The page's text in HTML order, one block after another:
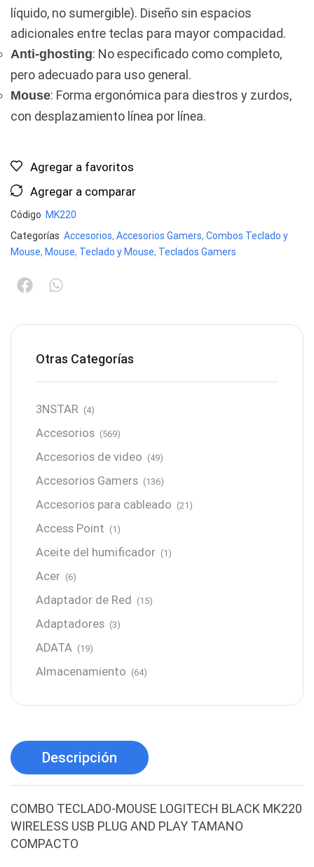
líquido, no sumergible). Diseño sin espacios
adicionales entre teclas para mayor compacidad.
Anti-ghosting: No especificado como completo,
pero adecuado para uso general.
Mouse: Forma ergonómica para diestros y zurdos,
con desplazamiento línea por línea.
Agregar a favoritos
Agregar a comparar
Código MK220
Categorías Accesorios, Accesorios Gamers, Combos Teclado y
Mouse, Mouse, Teclado y Mouse, Teclados Gamers
Otras Categorías
3NSTAR (4)
Accesorios (569)
Accesorios de video (49)
Accesorios Gamers (136)
Accesorios para cableado (21)
Access Point (1)
Aceite del humificador (1)
Acer (6)
Adaptador de Red (15)
Adaptadores (3)
ADATA (19)
Almacenamiento (64)
Antivirus (1)
Aro de luz
Audífonos (23)
Audífonos
Descripción
COMBO TECLADO-MOUSE LOGITECH BLACK MK220
WIRELESS USB PLUG AND PLAY TAMANO
COMPACTO